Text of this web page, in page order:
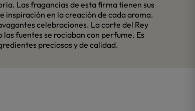
Las fragancias de esta firma tienen sus
inspiración en la creación de cada aroma.
celebraciones. La corte del Rey
fuentes se rociaban con perfume. Es
preciosos y de calidad.